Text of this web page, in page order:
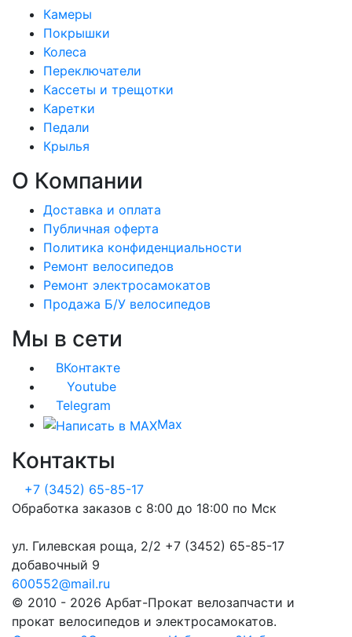
Камеры
Покрышки
Колеса
Переключатели
Кассеты и трещотки
Каретки
Педали
Крылья
О Компании
Доставка и оплата
Публичная оферта
Политика конфиденциальности
Ремонт велосипедов
Ремонт электросамокатов
Продажа Б/У велосипедов
Мы в сети
ВКонтакте
Youtube
Telegram
Max
Контакты
+7 (3452) 65-85-17
Обработка заказов с 8:00 до 18:00 по Мск
ул. Гилевская роща, 2/2 +7 (3452) 65-85-17
добавочный 9
600552@mail.ru
© 2010 - 2026 Арбат-Прокат велозапчасти и
прокат велосипедов и электросамокатов.